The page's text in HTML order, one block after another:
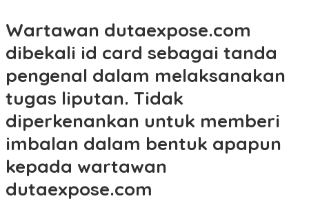
Wartawan dutaexpose.com
dibekali id card sebagai tanda
pengenal dalam melaksanakan
tugas liputan. Tidak
diperkenankan untuk memberi
imbalan dalam bentuk apapun
kepada wartawan
dutaexpose.com